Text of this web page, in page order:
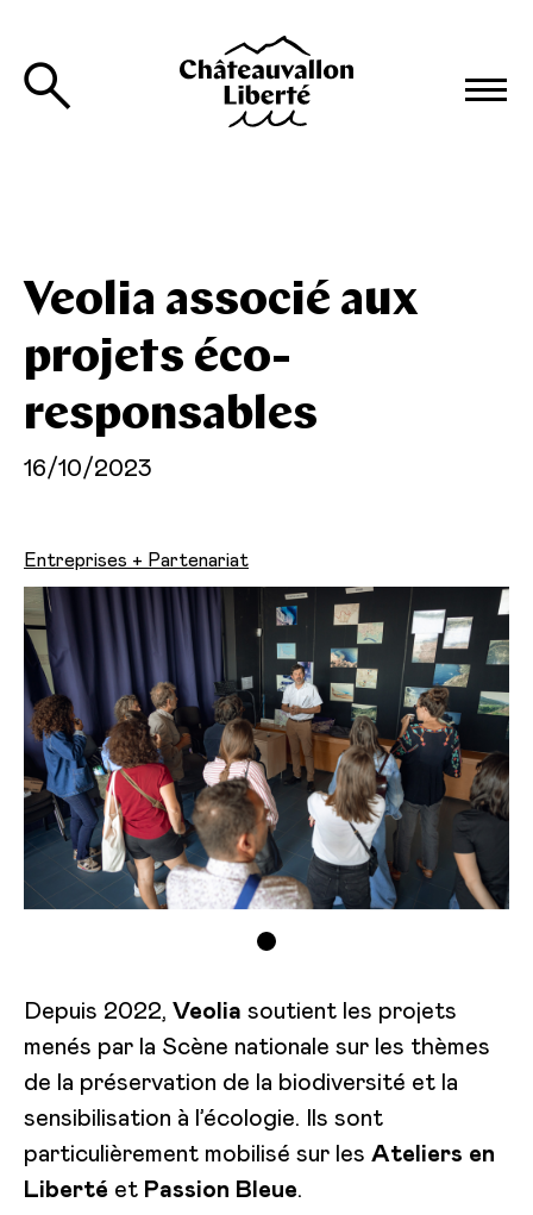
Veolia associé aux
projets éco-
responsables
16/10/2023
Entreprises + Partenariat
Depuis 2022, Veolia soutient les projets
menés par la Scène nationale sur les thèmes
de la préservation de la biodiversité et la
sensibilisation à l’écologie. Ils sont
particulièrement mobilisé sur les Ateliers en
Liberté et Passion Bleue.